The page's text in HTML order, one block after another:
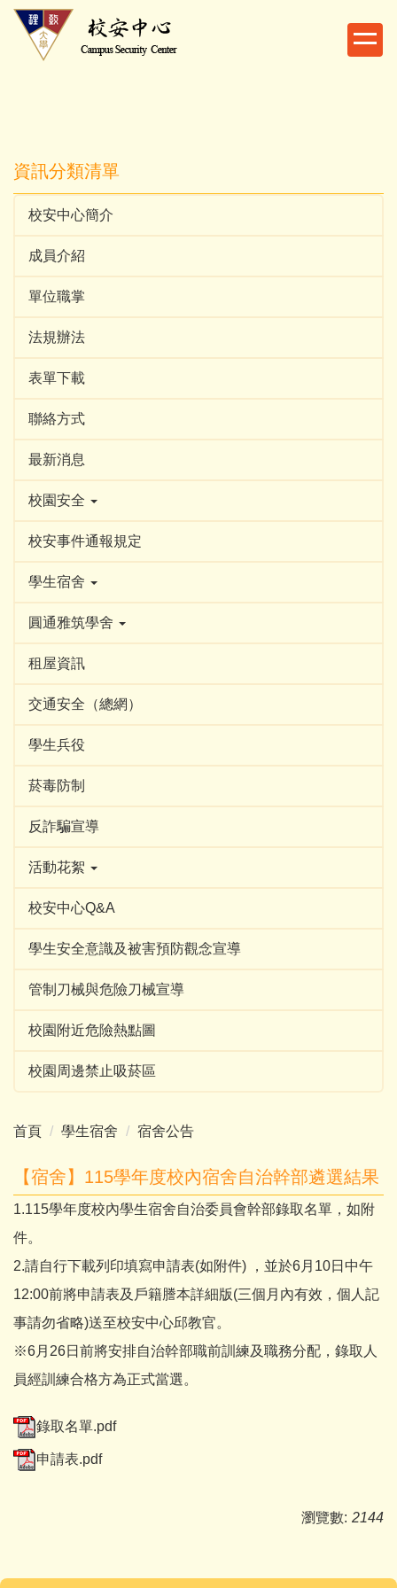
跳
資訊分類清單
校安中心簡介
成員介紹
單位職掌
法規辦法
表單下載
聯絡方式
最新消息
校園安全
校安事件通報規定
學生宿舍
圓通雅筑學舍
租屋資訊
交通安全（總網）
學生兵役
菸毒防制
反詐騙宣導
活動花絮
校安中心Q&A
學生安全意識及被害預防觀念宣導
管制刀械與危險刀械宣導
校園附近危險熱點圖
校園周邊禁止吸菸區
首頁 學生宿舍 宿舍公告
【宿舍】115學年度校內宿舍自治幹部遴選結果
1.115學年度校內學生宿舍自治委員會幹部錄取名單，如附
件。
2.請自行下載列印填寫申請表(如附件) ，並於6月10日中午
12:00前將申請表及戶籍謄本詳細版(三個月內有效，個人記
事請勿省略)送至校安中心邱教官。
※6月26日前將安排自治幹部職前訓練及職務分配，錄取人
員經訓練合格方為正式當選。
錄取名單.pdf
申請表.pdf
瀏覽數: 2144